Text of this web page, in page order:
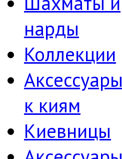
нарды
Коллекции
Аксессуары
к киям
Киевницы